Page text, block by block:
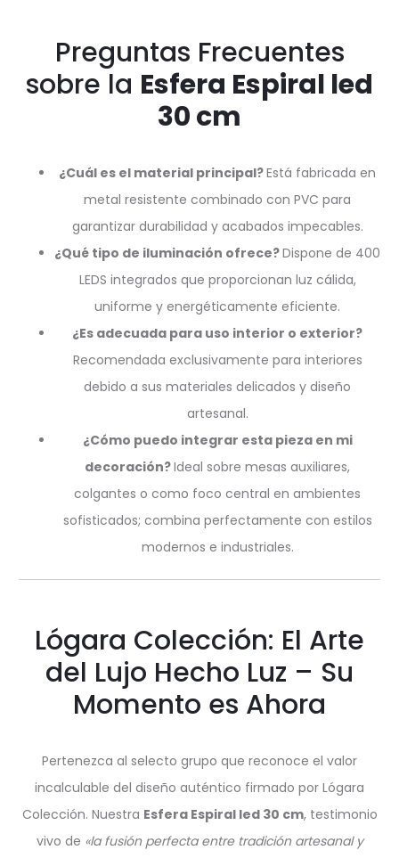
Preguntas Frecuentes
sobre la Esfera Espiral led
30 cm
¿Cuál es el material principal?Está fabricada en
metal resistente combinado con PVC para
garantizar durabilidad y acabados impecables.
¿Qué tipo de iluminación ofrece?Dispone de 400
LEDS integrados que proporcionan luz cálida,
uniforme y energéticamente eficiente.
¿Es adecuada para uso interior o exterior?
Recomendada exclusivamente para interiores
debido a sus materiales delicados y diseño
artesanal.
¿Cómo puedo integrar esta pieza en mi
decoración?Ideal sobre mesas auxiliares,
colgantes o como foco central en ambientes
sofisticados; combina perfectamente con estilos
modernos e industriales.
Lógara Colección: El Arte
del Lujo Hecho Luz – Su
Momento es Ahora
Pertenezca al selecto grupo que reconoce el valor
incalculable del diseño auténtico firmado por Lógara
Colección. Nuestra Esfera Espiral led 30 cm, testimonio
vivo de «la fusión perfecta entre tradición artesanal y